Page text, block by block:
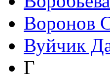
Воронов
Вуйчик
Г